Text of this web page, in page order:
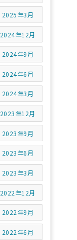
2025年3月
2024年12月
2024年9月
2024年6月
2024年3月
2023年12月
2023年9月
2023年6月
2023年3月
2022年12月
2022年9月
2022年6月